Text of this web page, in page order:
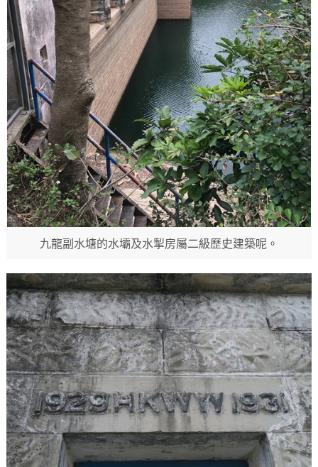
九龍副水塘的水壩及水掣房屬二級歷史建築呢。